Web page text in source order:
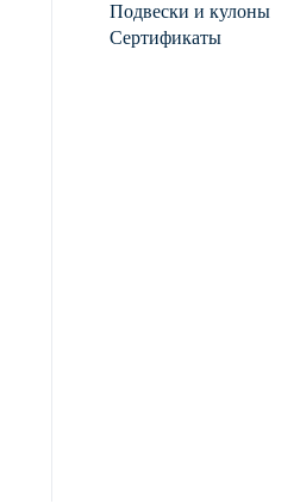
Подвески и кулоны
Сертификаты